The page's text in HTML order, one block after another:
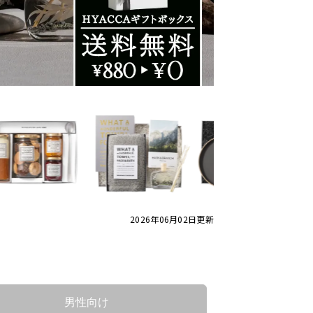
2026年06月02日更新
男性向け